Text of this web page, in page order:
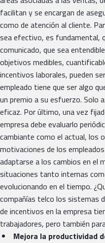
facilitan y se encargan de
como de atención al cliente.
sea efectivo, es fundamental,
comunicado, que sea
objetivos medibles,
incentivos laborales, pueden
empleado tiene que ser algo
un premio a su esfuerzo. Solo
eficaz. Por último, una vez
empresa debe evaluarlo
cambiante como el actual, los
motivaciones de los
adaptarse a los cambios en el
situaciones tanto internas
evolucionando en el tiempo.
compañías telco los sistemas
de incentivos en la empresa
trabajadores, pero también
Mejora la productividad